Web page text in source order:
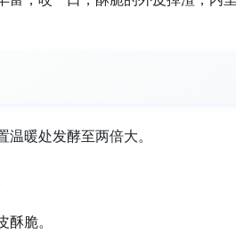
暖处发酵至两倍大。
脆。